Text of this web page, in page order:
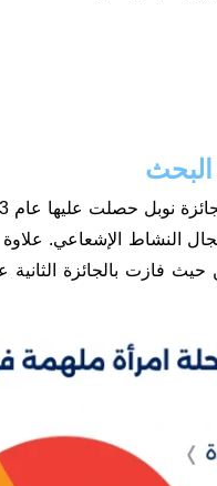
النشاط الإشعاعي. علاوة